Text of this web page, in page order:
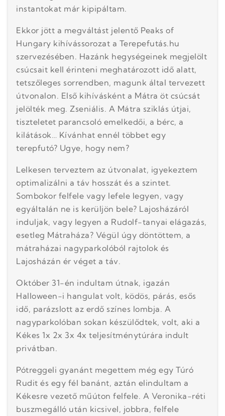
instantokat már kipipáltam.
Ekkor jött a megváltást jelentő Peaks of
Hungary kihívássorozat a Terepefutás.hu
szervezésében. Hazánk hegységeinek megjelölt
csúcsait kell érinteni meghatározott idő alatt,
tetszőleges sorrendben, magunk által tervezett
útvonalon. Első kihívásként a Mátra öt csúcsát
jelölték meg. Zseniális. A Mátra sziklás útjai,
tiszteletet parancsoló emelkedői, a bérc, a
kilátások… Kívánhat ennél többet egy
terepfutó? Ugye, hogy nem?
Lelkesen terveztem az útvonalat, igyekeztem
optimalizálni a táv hosszát és a szintet.
Sombokor felfele vagy lefele legyen, vagy
egyáltalán ne is kerüljön bele? Lajosházáról
induljak, vagy legyen a Rudolf-tanyai elágazás,
esetleg Mátraháza? Végül úgy döntöttem, a
mátraházai nagyparkolóból rajtolok és
Lajosházán ér véget a táv.
Október 31-én indultam útnak, igazán
Halloween-i hangulat volt, ködös, párás, esős
idő, parázslott az erdő színes lombja. A
nagyparkolóban sokan készülődtek, volt, aki a
Kékes 1x 2x 3x 4x teljesítménytúrára indult
privátban.
Pótreggeli gyanánt megettem még egy Túró
Rudit és egy fél banánt, aztán elindultam a
Kékesre vezető műúton felfele. A Veronika-réti
buszmegálló után kicsivel, jobbra, felfele